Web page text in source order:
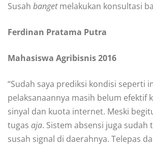
Susah bangetmelakukan konsultasi
Ferdinan Pratama Putra
Mahasiswa Agribisnis 2016
“Sudah saya prediksi kondisi seperti
pelaksanaannya masih belum
sinyal dan kuota internet. Meski
tugas aja. Sistem absensi juga
susah signal di daerahnya. Telepas